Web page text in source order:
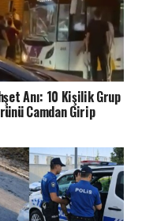
Anı: 10 Kişilik Grup
Camdan Girip